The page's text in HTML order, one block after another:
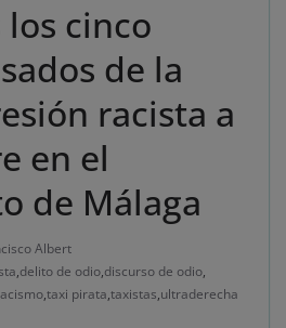
cinco
de la
racista a
en el
de Málaga
Albert
,delito de odio,discurso de odio,
,taxi pirata,taxistas,ultraderecha